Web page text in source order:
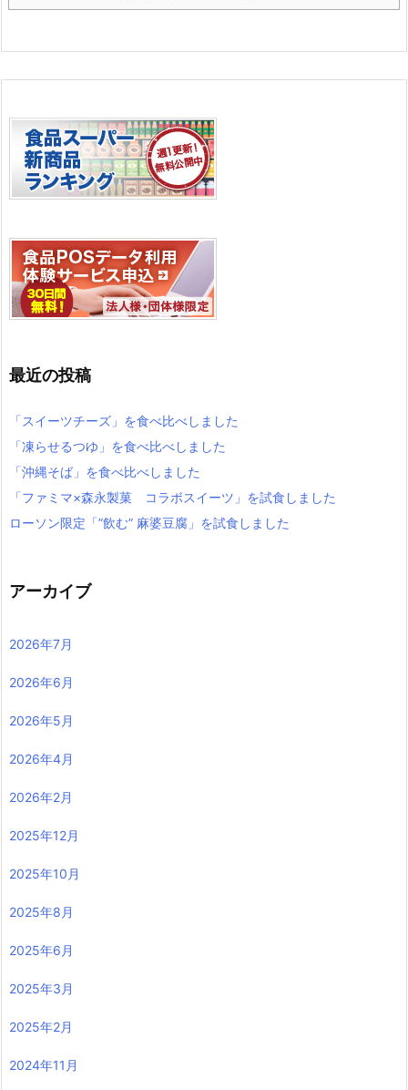
最近の投稿
「スイーツチーズ」を食べ比べしました
「凍らせるつゆ」を食べ比べしました
「沖縄そば」を食べ比べしました
「ファミマ×森永製菓 コラボスイーツ」を試食しました
ローソン限定「”飲む” 麻婆豆腐」を試食しました
アーカイブ
2026年7月
2026年6月
2026年5月
2026年4月
2026年2月
2025年12月
2025年10月
2025年8月
2025年6月
2025年3月
2025年2月
2024年11月